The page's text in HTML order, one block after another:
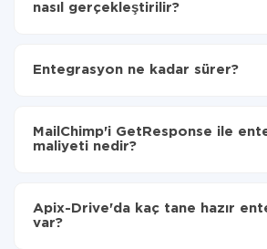
nasıl gerçekleştirilir?
aktarılacağını seçin
GetResponse'ye aktarılacaktır.
Entegrasyon ne kadar sürer?
olarak, 10-15 dakika sürer.
MailChimp'i GetResponse ile
maliyeti nedir?
Hizmetimiz aracılığıyla yalnızca bir
diğerine aktarılan veri miktarı için
Apix-Drive'da kaç tane hazır
var?